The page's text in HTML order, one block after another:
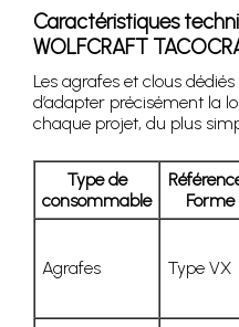
Caractéristiques
WOLFCRAFT
Les agrafes et clous
d’adapter précisément la
chaque projet, du plus
Type de
consommable
Forme
Agrafes Type VX